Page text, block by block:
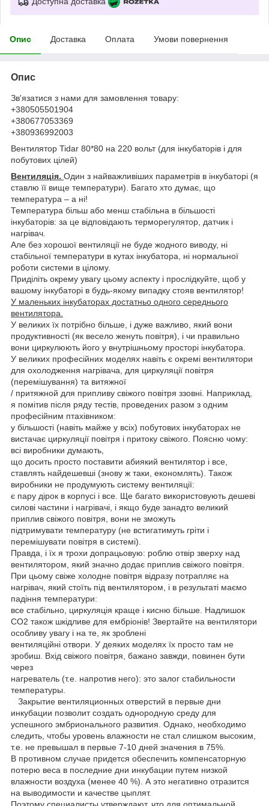
Опис Доставка Оплата Умови повернення
Опис
Зв'язатися з нами для замовлення товару:
+380505501904
+380677053369
+380936992003
Вентилятор Tidar 80*80 на 220 вольт (для інкубаторів і для
побутових цілей)
Вентиляція. Один з найважливіших параметрів в інкубаторі (я
ставлю її вище температури). Багато хто думає, що
температура – а ні!
Температура більш або менш стабільна в більшості
інкубаторів: за це відповідають терморегулятор, датчик і
нагрівач.
Але без хорошої вентиляції не буде жодного виводу, ні
стабільної температури в кутах інкубатора, ні нормальної
роботи системи в цілому.
Приділіть окрему увагу цьому аспекту і прослідкуйте, щоб у
вашому інкубаторі в будь-якому випадку стояв вентилятор!
У маленьких інкубаторах достатньо одного середнього
вентилятора.
У великих їх потрібно більше, і дуже важливо, який вони
продуктивності (як весело женуть повітря), і чи правильно
вони циркулюють його у внутрішньому просторі інкубатора.
У великих професійних моделях навіть є окремі вентилятори
для охолодження нагрівача, для циркуляції повітря
(перемішування) та витяжної
/ притяжной для припливу свіжого повітря ззовні. Наприклад,
я помітив після ряду тестів, проведених разом з одним
професійним птахівником:
у більшості (навіть майже у всіх) побутових інкубаторах не
вистачає циркуляції повітря і притоку свіжого. Поясню чому:
всі виробники думають,
що досить просто поставити абиякий вентилятор і все,
ставлять найдешевші (знову ж таки, економлять). Також
виробники не продумують систему вентиляції:
є пару дірок в корпусі і все. Ще багато використовують дешеві
силові частини і нагрівачі, і якщо буде занадто великий
приплив свіжого повітря, вони не зможуть
підтримувати температуру (не встигатимуть гріти і
перемішувати повітря в системі).
Правда, і їх я трохи допрацьовую: роблю отвір зверху над
вентилятором, який значно додає приплив свіжого повітря.
При цьому свіже холодне повітря відразу потрапляє на
нагрівач, який стоїть під вентилятором, і в результаті маємо
падіння температури:
все стабільно, циркуляція краще і кисню більше. Надлишок
СО2 також шкідливе для ембріонів! Звертайте на вентилятори
особливу увагу і на те, як зроблені
вентиляційні отвори. У деяких моделях їх просто там не
зробиш. Вхід свіжого повітря, бажано завжди, повинен бути
через
нагреватель (т.е. напротив него): это залог стабильности
температуры.
Закрытие вентиляционных отверстий в первые дни
инкубации позволит создать однородную среду для
успешного эмбрионального развития. Однако, необходимо
следить, чтобы уровень влажности не стал слишком высоким,
т.е. не превышал в первые 7-10 дней значения в 75%.
В противном случае придется обеспечить компенсаторную
потерю веса в последние дни инкубации путем низкой
влажности воздуха (менее 40 %). А это негативно отразится
на выводимости и качестве цыплят.
Поэтому специалисты утверждают, что для оптимальной